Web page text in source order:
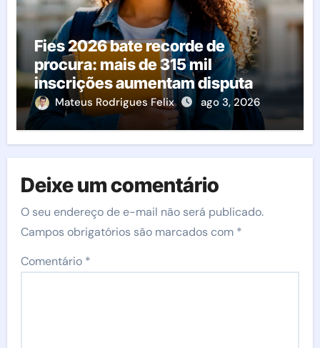
Fies 2026 bate recorde de
procura: mais de 315 mil
inscrições aumentam disputa
pelas vagas; veja o que acontece
agora
Mateus Rodrigues Felix ago 3, 2026
Deixe um comentário
O seu endereço de e-mail não será publicado.
Campos obrigatórios são marcados com *
Comentário *